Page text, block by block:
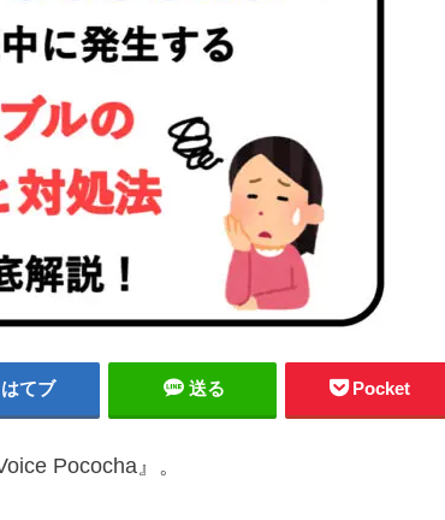
はてブ 送る Pocket
Pococha』。